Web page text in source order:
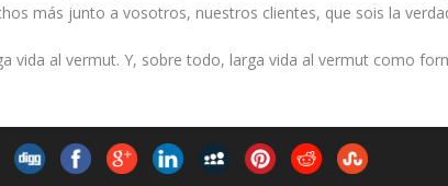
más junto a vosotros, nuestros clientes, que sois la
vida al vermut. Y, sobre todo, larga vida al vermut como